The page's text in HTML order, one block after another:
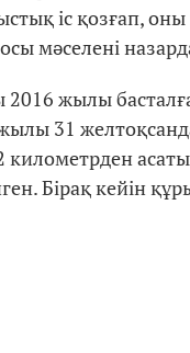
іс қозғап, оны
мәселені
2016 жылы
31
километрден
Бірақ кейін